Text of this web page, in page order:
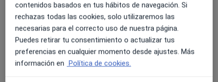
grave accidente de moto en Ibiza. La quiropráctica fue
clave en su recuperación, despertando su vocación
por ayudar a otros a recuperar su salud y vitalidad.
Tras obtener su Máster en Quiropráctica en 2019 y
ejercer en distintos países de Europa, actualmente es
cofundador de One Chiropractic Studio Ibiza junto a
contenidos basados en tus hábitos de navegación. Si
rechazas todas las cookies, solo utilizaremos las
necesarias para el correcto uso de nuestra página.
Puedes retirar tu consentimiento o actualizar tus
preferencias en cualquier momento desde ajustes. Más
información en Política de cookies.